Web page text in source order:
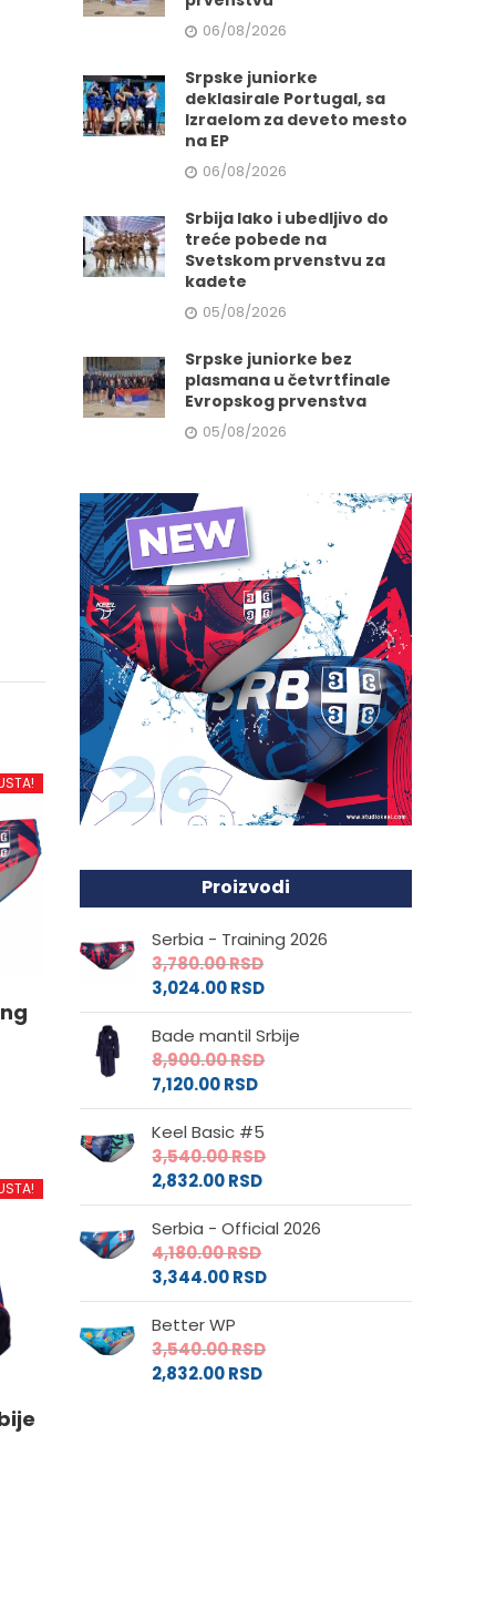
06/08/2026
Srpske juniorke
deklasirale Portugal, sa
Izraelom za deveto mesto
na EP
06/08/2026
Srbija lako i ubedljivo do
treće pobede na
Svetskom prvenstvu za
kadete
05/08/2026
Srpske juniorke bez
plasmana u četvrtfinale
Evropskog prvenstva
05/08/2026
Proizvodi
Serbia - Training 2026
3,780.00RSD
3,024.00RSD
Bade mantil Srbije
8,900.00RSD
7,120.00RSD
Keel Basic #5
3,540.00RSD
2,832.00RSD
Serbia - Official 2026
4,180.00RSD
3,344.00RSD
Better WP
3,540.00RSD
2,832.00RSD